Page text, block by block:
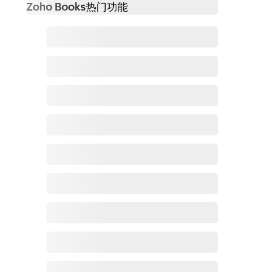
Zoho Books热门功能